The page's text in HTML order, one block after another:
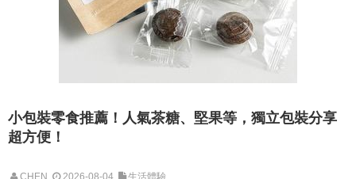
小包裝零食推薦！人氣茶糖、堅果等，獨立包裝分享
超方便！
CHEN 2026-08-04 生活體驗